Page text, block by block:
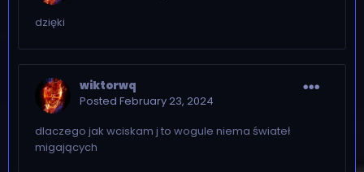
dzięki
wiktorwq
Posted February 23, 2024
dlaczego jak wciskam j to wogule niema świateł
migających